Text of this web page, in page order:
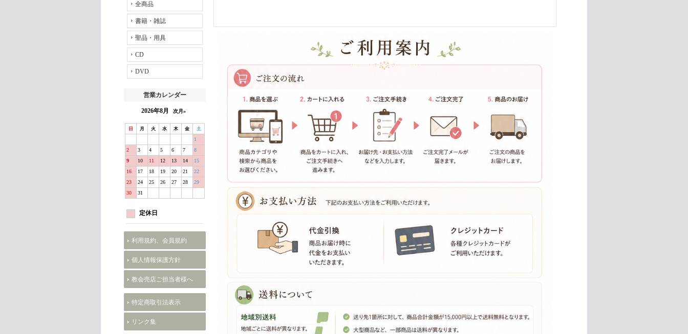
全商品
書籍・雑誌
聖品・用具
CD
DVD
営業カレンダー
2026年8月 次月»
日 月 火 水 木 金 土
1
2
3 4 5 6 7
8
9
10 11 12 13 14
15
16
17 18 19 20 21
22
23
24 25 26 27 28
29
30
31
定休日
利用規約、会員規約
個人情報保護方針
教会売店ご担当者様へ
特定商取引法表示
リンク集